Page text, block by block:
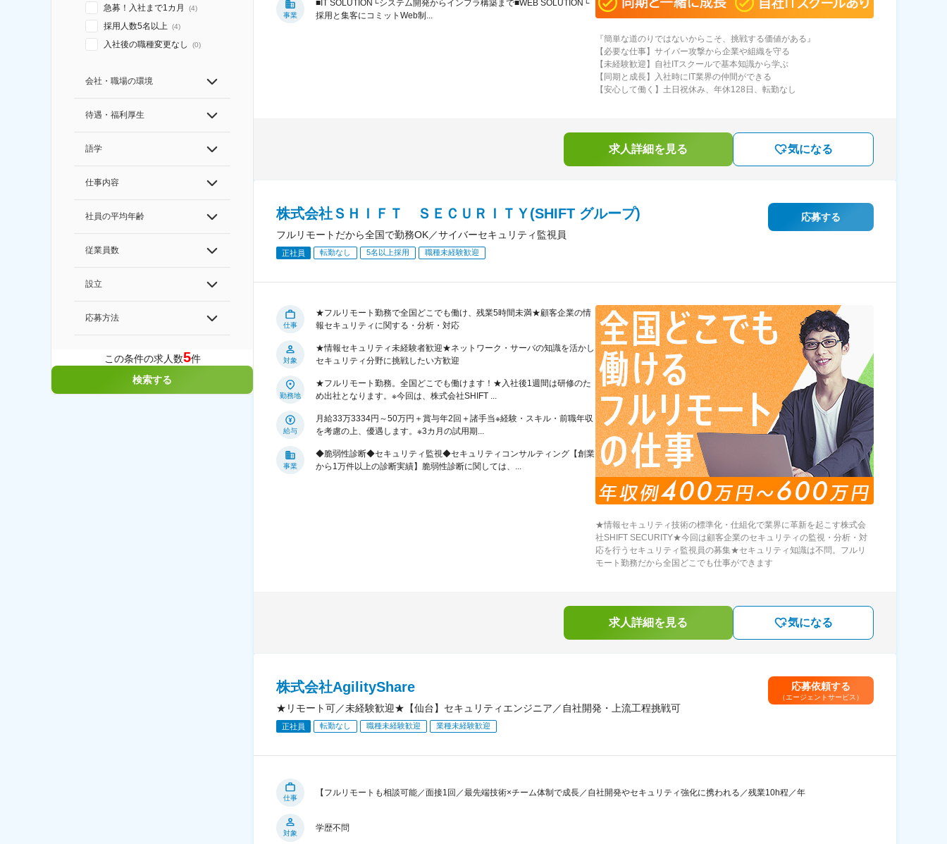
急募！入社まで1カ月 (4)
採用人数5名以上 (4)
入社後の職種変更なし (0)
会社・職場の環境
待遇・福利厚生
語学
仕事内容
社員の平均年齢
従業員数
設立
応募方法
この条件の求人数5件
検索する
事業
■IT SOLUTION└システム開発からインフラ構築まで■WEB SOLUTION└
採用と集客にコミットWeb制...
『簡単な道のりではないからこそ、挑戦する価値がある』
【必要な仕事】サイバー攻撃から企業や組織を守る
【未経験歓迎】自社ITスクールで基本知識から学ぶ
【同期と成長】入社時にIT業界の仲間ができる
【安心して働く】土日祝休み、年休128日、転勤なし
求人詳細を見る 気になる
株式会社ＳＨＩＦＴ ＳＥＣＵＲＩＴＹ(SHIFT グループ)
フルリモートだから全国で勤務OK／サイバーセキュリティ監視員
正社員 転勤なし 5名以上採用 職種未経験歓迎
応募する
仕事
★フルリモート勤務で全国どこでも働け、残業5時間未満★顧客企業の情
報セキュリティに関する・分析・対応
対象
★情報セキュリティ未経験者歓迎★ネットワーク・サーバの知識を活かし
セキュリティ分野に挑戦したい方歓迎
勤務地
★フルリモート勤務。全国どこでも働けます！★入社後1週間は研修のた
め出社となります。※今回は、株式会社SHIFT ...
給与
月給33万3334円～50万円＋賞与年2回＋諸手当※経験・スキル・前職年収
を考慮の上、優遇します。※3カ月の試用期...
事業
◆脆弱性診断◆セキュリティ監視◆セキュリティコンサルティング【創業
から1万件以上の診断実績】脆弱性診断に関しては、...
★情報セキュリティ技術の標準化・仕組化で業界に革新を起こす株式会
社SHIFT SECURITY★今回は顧客企業のセキュリティの監視・分析・対
応を行うセキュリティ監視員の募集★セキュリティ知識は不問。フルリ
モート勤務だから全国どこでも仕事ができます
求人詳細を見る 気になる
株式会社AgilityShare
★リモート可／未経験歓迎★【仙台】セキュリティエンジニア／自社開発・上流工程挑戦可
正社員 転勤なし 職種未経験歓迎 業種未経験歓迎
応募依頼する
（エージェントサービス）
仕事
【フルリモートも相談可能／面接1回／最先端技術×チーム体制で成長／自社開発やセキュリティ強化に携われる／残業10h程／年
対象
学歴不問